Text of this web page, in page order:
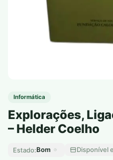
Informática
Explorações,
– Helder Coelho
Estado:Bom Disponível